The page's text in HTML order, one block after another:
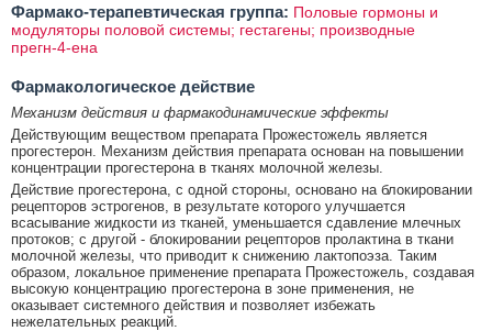
Фармако-терапевтическая группа: Половые гормоны и
модуляторы половой системы; гестагены; производные
прегн-4-ена
Фармакологическое действие
Механизм действия и фармакодинамические эффекты
Действующим веществом препарата Прожестожель является
прогестерон. Механизм действия препарата основан на повышении
концентрации прогестерона в тканях молочной железы.
Действие прогестерона, с одной стороны, основано на блокировании
рецепторов эстрогенов, в результате которого улучшается
всасывание жидкости из тканей, уменьшается сдавление млечных
протоков; с другой - блокировании рецепторов пролактина в ткани
молочной железы, что приводит к снижению лактопоэза. Таким
образом, локальное применение препарата Прожестожель, создавая
высокую концентрацию прогестерона в зоне применения, не
оказывает системного действия и позволяет избежать
нежелательных реакций.